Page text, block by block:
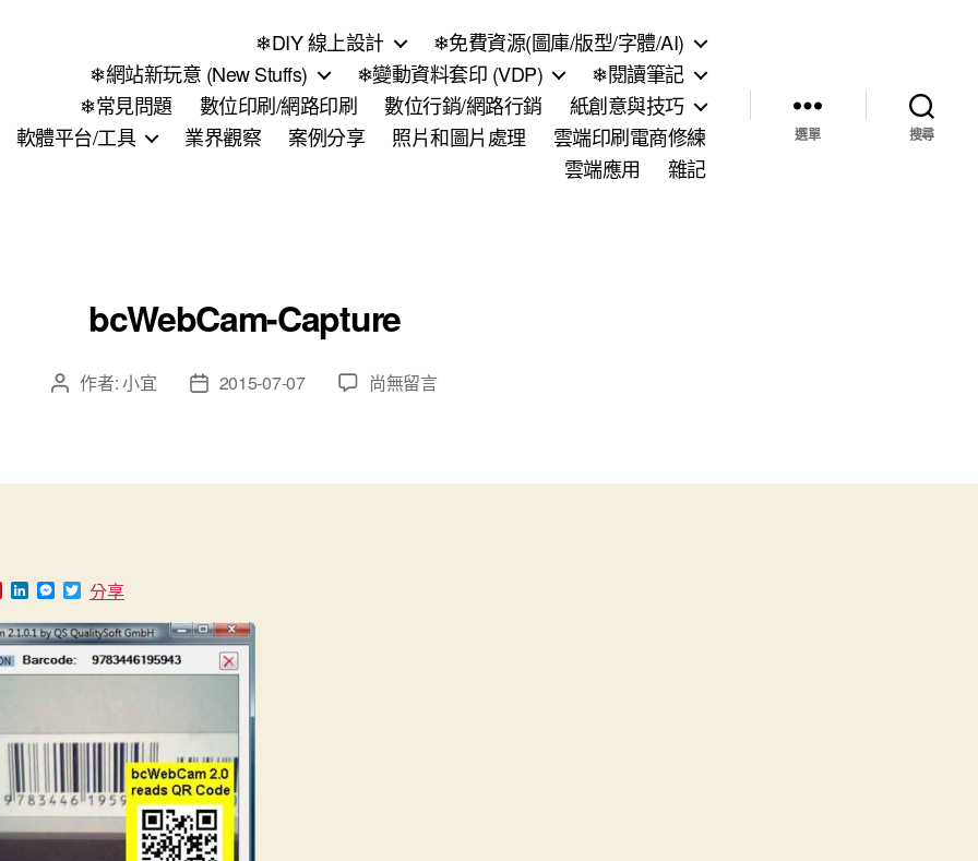
❄DIY 線上設計
❄免費資源(圖庫/版型/字體/AI)
❄網站新玩意 (New Stuffs)
❄變動資料套印 (VDP)
❄閱讀筆記
❄常見問題
數位印刷/網路印刷 數位行銷/網路行銷
紙創意與技巧
軟體平台/工具
業界觀察 案例分享 照片和圖片處理
雲端印刷電商修練
雲端應用
雜記
選單 搜尋
bcWebCam-Capture
文 作者:小宜
文
日
2015-07-07
在
尚無留言
P
n
t
e
r
t
L
n
k
e
d
M
e
s
s
e
n
r
T
w
i
t
e
分享